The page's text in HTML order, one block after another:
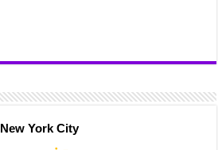
New York City